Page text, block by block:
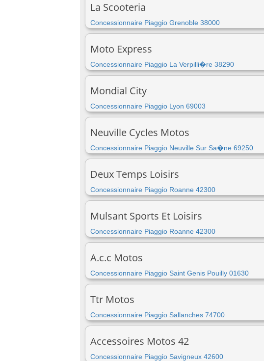
La Scooteria
Concessionnaire Piaggio Grenoble 38000
Moto Express
Concessionnaire Piaggio La Verpilli�re 38290
Mondial City
Concessionnaire Piaggio Lyon 69003
Neuville Cycles Motos
Concessionnaire Piaggio Neuville Sur Sa�ne 69250
Deux Temps Loisirs
Concessionnaire Piaggio Roanne 42300
Mulsant Sports Et Loisirs
Concessionnaire Piaggio Roanne 42300
A.c.c Motos
Concessionnaire Piaggio Saint Genis Pouilly 01630
Ttr Motos
Concessionnaire Piaggio Sallanches 74700
Accessoires Motos 42
Concessionnaire Piaggio Savigneux 42600